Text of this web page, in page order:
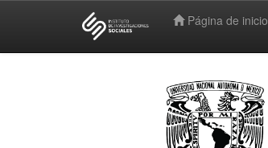
Página de inicio